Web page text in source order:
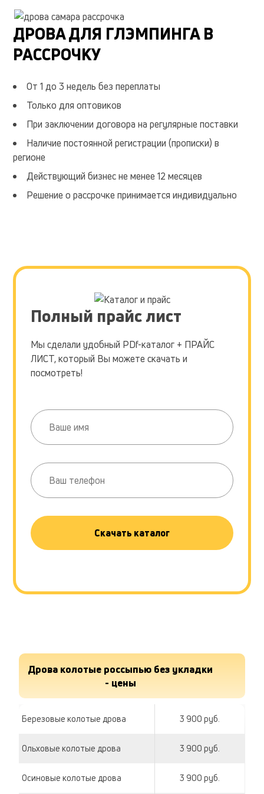
без черноты
укладка
недорого
ДРОВА ДЛЯ ГЛЭМПИНГА В
РАССРОЧКУ
От 1 до 3 недель без переплаты
Только для оптовиков
При заключении договора на регулярные поставки
Наличие постоянной регистрации (прописки) в
регионе
Действующий бизнес не менее 12 месяцев
Решение о рассрочке принимается индивидуально
Полный прайс лист
Мы сделали удобный PDf-каталог + ПРАЙС
ЛИСТ, который Вы можете скачать и
посмотреть!
Скачать каталог
Дрова колотые россыпью без укладки
- цены
Березовые колотые дрова 3 900 руб.
Ольховые колотые дрова 3 900 руб.
Осиновые колотые дрова 3 900 руб.